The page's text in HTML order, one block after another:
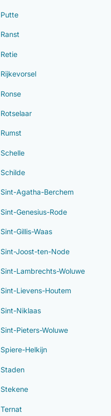
Putte
Ranst
Retie
Rijkevorsel
Ronse
Rotselaar
Rumst
Schelle
Schilde
Sint-Agatha-Berchem
Sint-Genesius-Rode
Sint-Gillis-Waas
Sint-Joost-ten-Node
Sint-Lambrechts-Woluwe
Sint-Lievens-Houtem
Sint-Niklaas
Sint-Pieters-Woluwe
Spiere-Helkijn
Staden
Stekene
Ternat